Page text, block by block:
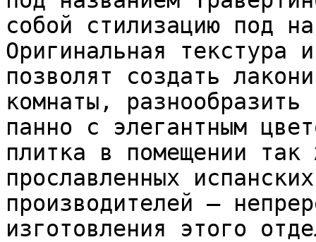
собой стилизацию под
Оригинальная текстура
позволят создать
комнаты,
панно с элегантным
плитка в помещении
прославленных
производителей –
изготовления этого